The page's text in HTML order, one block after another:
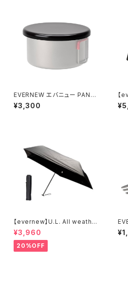
EVERNEW エバニュー PANTA
PAS superior 570
¥3,300
【
バー
【evernew】U.L. All weather
umbrella
¥3,960
20%OFF
ォ